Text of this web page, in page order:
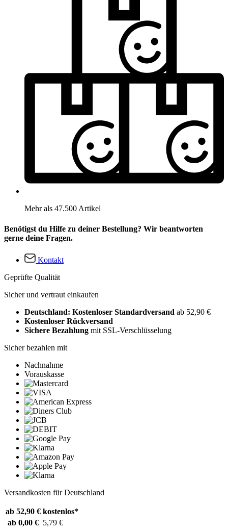
Mehr als 47.500 Artikel
Benötigst du Hilfe zu deiner Bestellung? Wir beantworten
gerne deine Fragen.
Kontakt
Geprüfte Qualität
Sicher und vertraut einkaufen
Deutschland: Kostenloser Standardversand ab 52,90 €
Kostenloser Rückversand
Sichere Bezahlung mit SSL-Verschlüsselung
Sicher bezahlen mit
Nachnahme
Vorauskasse
Versandkosten für Deutschland
ab 52,90 € kostenlos*
ab 0,00 € 5,79 €